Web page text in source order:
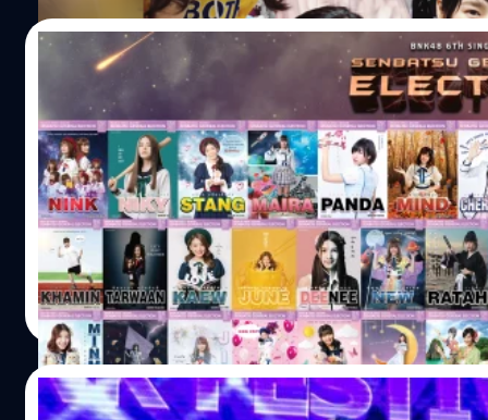
28/11/2018
มาแล้วๆ โปสเตอร์เลือกตั้งของเมมเบอร์
Senbatsu General Election
หลังจากที่มีวีดีโอหาเสียงไปแล้วก่อนหน้านี้ (15 พ.ย. 2561) วั
BNK48 6th Single Senbatsu General Election ของเมมเ
BNK48 ซึ่งก็เป็นการสะท้อนความเป็นตัวตนของแต่ล่ะคนออ
กันมาก รักใคร เชียร์ใครก็ตามกำลังนะครัช สำหรับช่องทาง
ใครที่อยากจะได้ CD BNK48 5th Single "BNK Festival"
เป็นที่เรียบร้อย จะเหลือก็เพียง BNK48 5th Single "BNK
เป็นกำลังใจกันต่อไปครับ กดดูรูปจากลิ้งค์ด้านล่างนี้
set=a.1823380201122563&type=1&l=2bc86d1c48 ที่มา :
Meechok Dechpokasup| 2811 days ago
Read More
25/11/2018